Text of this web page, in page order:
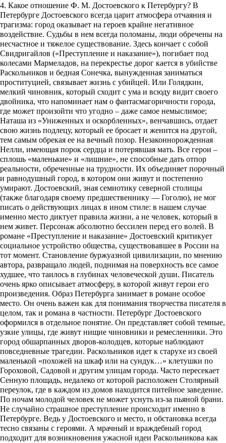
4. Какое отношение Ф. М. Достоевского к Петербургу? В
Петербурге Достоевского всегда царит атмосфера отчаяния и
трагизма: город оказывает на героев крайне негативное
воздействие. Судьбы в нем всегда поломаны, люди обречены на
несчастное и тяжелое существование. Здесь кончает с собой
Свидригайлов («Преступление и наказание»), погибает под
колесами Мармеладов, на перекрестье дорог кается в убийстве
Раскольников и бедная Сонечка, вынужденная заниматься
проституцией, связывает жизнь с убийцей. Или Голядкин,
мелкий чиновник, который сходит с ума и всюду видит своего
двойника, что напоминает нам о фантасмагоричности города,
где может произойти что угодно – даже самое немыслимое;
Наташа из «Униженных и оскорбленных», венчавшись, отдает
свою жизнь подлецу, который ее бросает и женится на другой,
тем самым обрекая ее на вечный позор. Незаконнорожденная
Нелли, имеющая порок сердца и потерявшая мать. Все герои –
сплошь «маленькие» и «лишние», не способные дать отпор
реальности, обреченные на трудности. Их объединяет порочный
и равнодушный город, в котором они живут и постепенно
умирают. Достоевский, зная семиотику северной столицы
(также благодаря своему предшественнику — Гоголю), не мог
писать о действующих лицах в ином стиле: в нашем случае
именно место диктует правила жизни, а не человек, который в
нем живет. Персонаж абсолютно бессилен перед его волей. В
романе «Преступление и наказание» Достоевский критикует
социальное устройство общества, существовавшее в России на
тот момент. Становление буржуазной цивилизации, по мнению
автора, развращало людей, поднимая на поверхность все самое
худшее, что таилось в глубинах человеческой души. Писатель
очень ярко описывает атмосферу, в которой живут герои его
произведения. Образ Петербурга занимает в романе особое
место. Он очень важен как для понимания творчества писателя в
целом, так и романа в частности. Петербург Достоевского
оформился в отдельное понятие. Он представляет собой темные,
узкие улицы, где живут нищие чиновники и ремесленники. Это
город обшарпанных дворов-колодцев, которые наблюдают
повседневные трагедии. Раскольников идет к старухе из своей
маленькой «похожей на шкаф или на сундук…» клетушки по
Гороховой, Садовой и другим улицам города. Часто пересекает
Сенную площадь, недалеко от которой расположен Столярный
переулок, где в каждом из домов находится питейное заведение.
По ночам молодой человек не может уснуть из-за пьяной брани.
Не случайно страшное преступление происходит именно в
Петербурге. Ведь у Достоевского и место, и обстановка всегда
тесно связаны с героями. А мрачный и враждебный город
подходит для возникновения ужасной идеи Раскольникова как